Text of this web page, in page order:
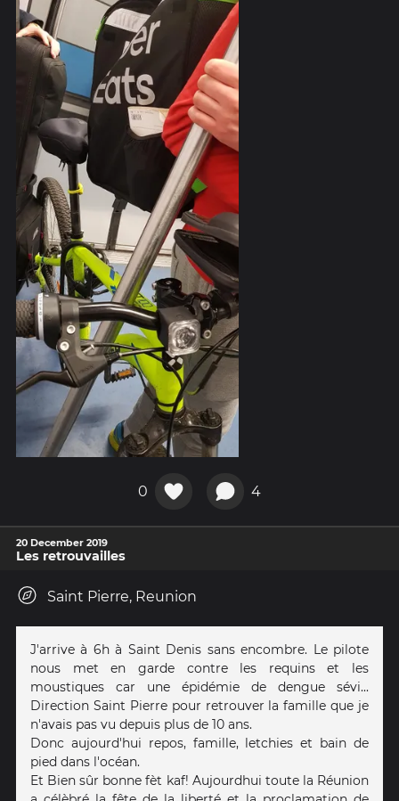
0 4
20 December 2019
Les retrouvailles
Saint Pierre, Reunion
J'arrive à 6h à Saint Denis sans encombre. Le pilote
nous met en garde contre les requins et les
moustiques car une épidémie de dengue sévi...
Direction Saint Pierre pour retrouver la famille que je
n'avais pas vu depuis plus de 10 ans.
Donc aujourd'hui repos, famille, letchies et bain de
pied dans l'océan.
Et Bien sûr bonne fèt kaf! Aujourdhui toute la Réunion